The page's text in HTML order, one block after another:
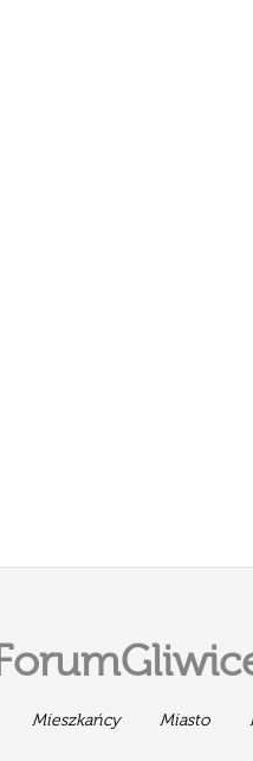
Mieszkańcy Miasto